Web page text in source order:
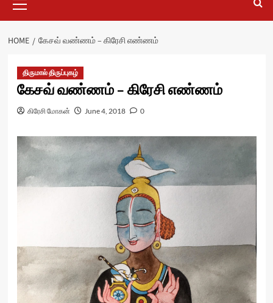
Menu
HOME கேசவ் வண்ணம் – கிரேசி எண்ணம்
திருமால் திருப்புகழ்
கேசவ் வண்ணம் – கிரேசி எண்ணம்
கிரேசி மோகன் June 4, 2018 0